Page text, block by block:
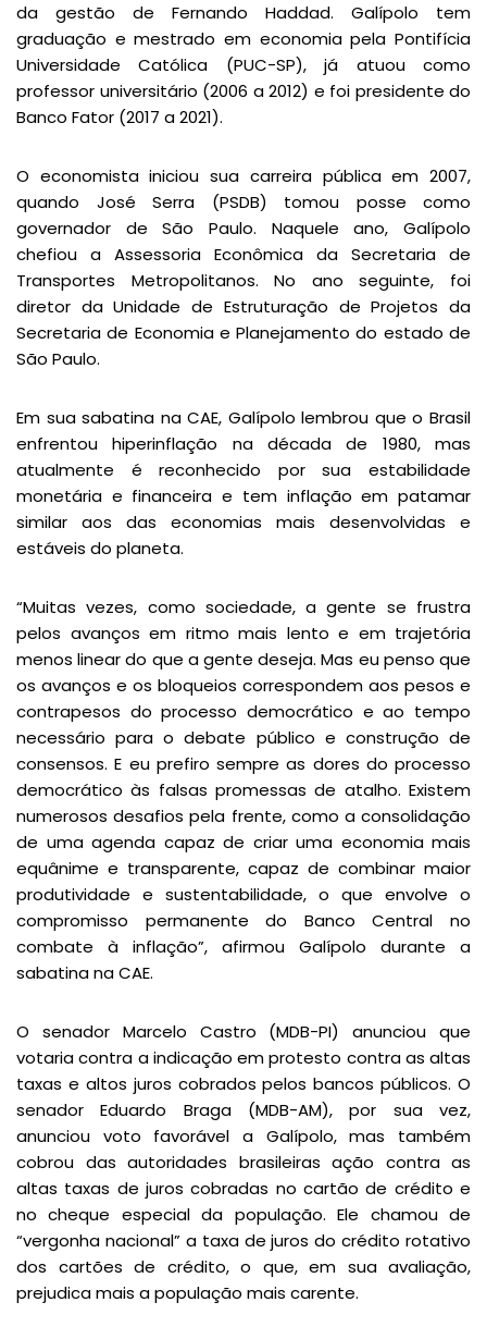
da gestão de Fernando Haddad. Galípolo tem
graduação e mestrado em economia pela Pontifícia
Universidade Católica (PUC-SP), já atuou como
professor universitário (2006 a 2012) e foi presidente do
Banco Fator (2017 a 2021).
O economista iniciou sua carreira pública em 2007,
quando José Serra (PSDB) tomou posse como
governador de São Paulo. Naquele ano, Galípolo
chefiou a Assessoria Econômica da Secretaria de
Transportes Metropolitanos. No ano seguinte, foi
diretor da Unidade de Estruturação de Projetos da
Secretaria de Economia e Planejamento do estado de
São Paulo.
Em sua sabatina na CAE, Galípolo lembrou que o Brasil
enfrentou hiperinflação na década de 1980, mas
atualmente é reconhecido por sua estabilidade
monetária e financeira e tem inflação em patamar
similar aos das economias mais desenvolvidas e
estáveis do planeta.
“Muitas vezes, como sociedade, a gente se frustra
pelos avanços em ritmo mais lento e em trajetória
menos linear do que a gente deseja. Mas eu penso que
os avanços e os bloqueios correspondem aos pesos e
contrapesos do processo democrático e ao tempo
necessário para o debate público e construção de
consensos. E eu prefiro sempre as dores do processo
democrático às falsas promessas de atalho. Existem
numerosos desafios pela frente, como a consolidação
de uma agenda capaz de criar uma economia mais
equânime e transparente, capaz de combinar maior
produtividade e sustentabilidade, o que envolve o
compromisso permanente do Banco Central no
combate à inflação”, afirmou Galípolo durante a
sabatina na CAE.
O senador Marcelo Castro (MDB-PI) anunciou que
votaria contra a indicação em protesto contra as altas
taxas e altos juros cobrados pelos bancos públicos. O
senador Eduardo Braga (MDB-AM), por sua vez,
anunciou voto favorável a Galípolo, mas também
cobrou das autoridades brasileiras ação contra as
altas taxas de juros cobradas no cartão de crédito e
no cheque especial da população. Ele chamou de
“vergonha nacional” a taxa de juros do crédito rotativo
dos cartões de crédito, o que, em sua avaliação,
prejudica mais a população mais carente.